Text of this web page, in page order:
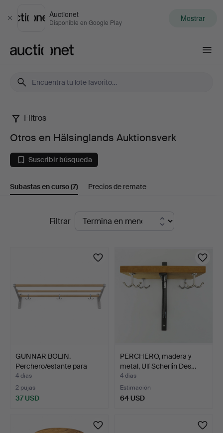
Cerrar
Auctionet
Disponible en Google Play Mostrar
Otros
en
Hälsinglands
Auktionsverk
Filtros
Otros en Hälsinglands Auktionsverk
Suscribir búsqueda
Subastas en curso(7) Precios de remate
SubastasFiltrar
GUNNAR BOLIN.
Perchero/estante para
sombre…
4 días
2 pujas
37 USD
PERCHERO, madera y
metal, Ulf Scherlin Des…
4 días
Estimación
64 USD